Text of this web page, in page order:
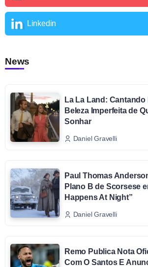
Linkedin
News
La La Land: Cantando
Beleza Imperfeita de
Sonhar
Daniel Gravelli
Paul Thomas
Plano B de Scorsese
Happens At Night”
Daniel Gravelli
Remo Publica Nota
Com O Santos E